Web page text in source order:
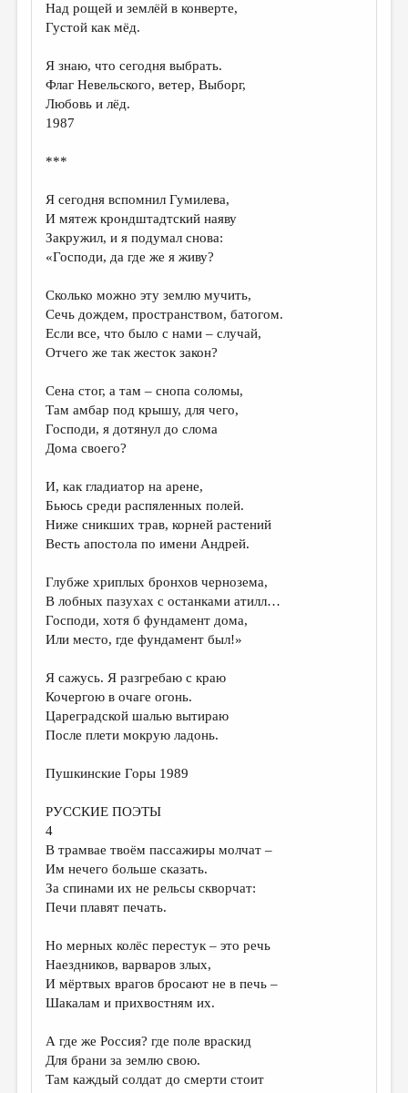
Над рощей и землёй в конверте,
Густой как мёд.
Я знаю, что сегодня выбрать.
Флаг Невельского, ветер, Выборг,
Любовь и лёд.
1987
***
Я сегодня вспомнил Гумилева,
И мятеж крондштадтский наяву
Закружил, и я подумал снова:
«Господи, да где же я живу?
Сколько можно эту землю мучить,
Сечь дождем, пространством, батогом.
Если все, что было с нами – случай,
Отчего же так жесток закон?
Сена стог, а там – снопа соломы,
Там амбар под крышу, для чего,
Господи, я дотянул до слома
Дома своего?
И, как гладиатор на арене,
Бьюсь среди распяленных полей.
Ниже сникших трав, корней растений
Весть апостола по имени Андрей.
Глубже хриплых бронхов чернозема,
В лобных пазухах с останками атилл…
Господи, хотя б фундамент дома,
Или место, где фундамент был!»
Я сажусь. Я разгребаю с краю
Кочергою в очаге огонь.
Цареградской шалью вытираю
После плети мокрую ладонь.
Пушкинские Горы 1989
РУССКИЕ ПОЭТЫ
4
В трамвае твоём пассажиры молчат –
Им нечего больше сказать.
За спинами их не рельсы скворчат:
Печи плавят печать.
Но мерных колёс перестук – это речь
Наездников, варваров злых,
И мёртвых врагов бросают не в печь –
Шакалам и прихвостням их.
А где же Россия? где поле враскид
Для брани за землю свою.
Там каждый солдат до смерти стоит